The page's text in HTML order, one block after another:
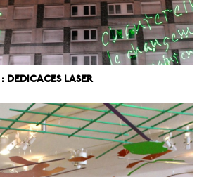
DEDICACES LASER